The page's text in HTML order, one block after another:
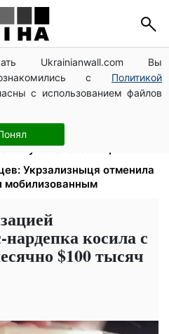
Ukrainianwall.com Вы
с Политикой
с использованием файлов
от ареста за
— 432 тысячи
малыша: Пенсионный фонд
учета за $10 000:
в Мукачевском ТЦК
Укрзализныця отменила
косила с
$100 тысяч